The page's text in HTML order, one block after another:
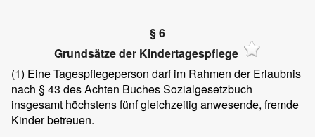
§ 6
Grundsätze der Kindertagespflege
(1) Eine Tagespflegeperson darf im Rahmen der Erlaubnis
nach § 43 des Achten Buches Sozialgesetzbuch
insgesamt höchstens fünf gleichzeitig anwesende, fremde
Kinder betreuen.